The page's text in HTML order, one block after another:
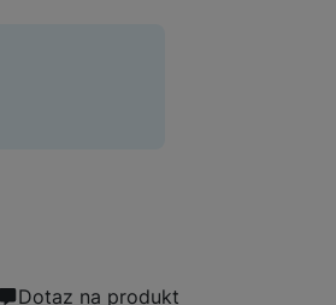
Dotaz na produkt